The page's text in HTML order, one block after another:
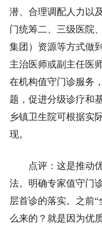
潜、合理调配人力以
门统筹二、三级医院
集团）资源等方式做
主治医师或副主任医
在机构值守门诊服务
题，促进分级诊疗和
乡镇卫生院可根据实
现。
点评：这是推动
法。明确专家值守门
层首诊的落实。之前
么来的？就是因为优